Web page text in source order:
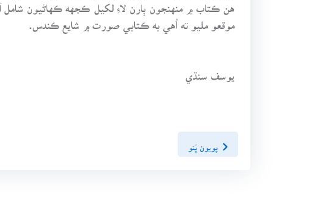
هن ڪتاب ۾ منهنجون ٻارن لاءِ لکيل ڪجهه ڪهاڻيون
موقعو مليو ته اُهي به ڪتابي صورت ۾ شايع ڪندس.
يوسف سنڌي
پويون پَنو